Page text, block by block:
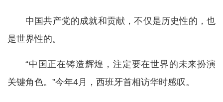
中国共产党的成就和贡献，不仅是历史性的，也
是世界性的。
“中国正在铸造辉煌，注定要在世界的未来扮演
关键角色。”今年4月，西班牙首相访华时感叹。